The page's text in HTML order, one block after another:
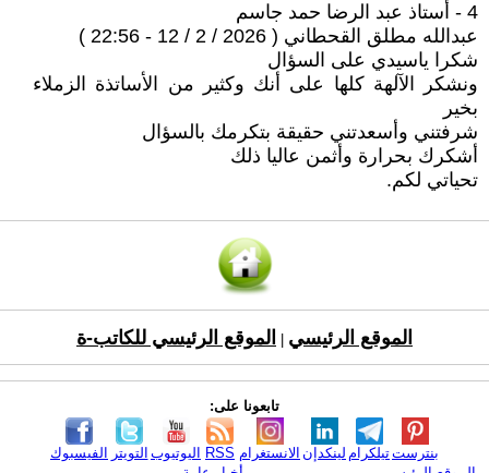
4 - أستاذ عبد الرضا حمد جاسم
عبدالله مطلق القحطاني ( 2026 / 2 / 12 - 22:56 )
شكرا ياسيدي على السؤال
ونشكر الآلهة كلها على أنك وكثير من الأساتذة الزملاء
بخير
شرفتني وأسعدتني حقيقة بتكرمك بالسؤال
أشكرك بحرارة وأثمن عاليا ذلك
تحياتي لكم.
الموقع الرئيسي الموقع الرئيسي للكاتب-ة
تابعونا على:
الفيسبوك التويتر اليوتيوب RSS الانستغرام لينكدإن تيلكرامبنترست